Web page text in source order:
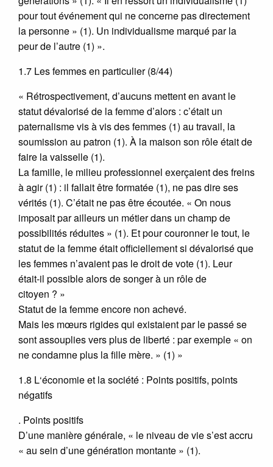
pour tout événement qui ne concerne pas directement
la personne » (1). Un individualisme marqué par la
peur de l’autre (1) ».
1.7 Les femmes en particulier (8/44)
« Rétrospectivement, d’aucuns mettent en avant le
statut dévalorisé de la femme d’alors : c’était un
paternalisme vis à vis des femmes (1) au travail, la
soumission au patron (1). À la maison son rôle était de
faire la vaisselle (1).
La famille, le milieu professionnel exerçaient des freins
à agir (1) : il fallait être formatée (1), ne pas dire ses
vérités (1). C’était ne pas être écoutée. « On nous
imposait par ailleurs un métier dans un champ de
possibilités réduites » (1). Et pour couronner le tout, le
statut de la femme était officiellement si dévalorisé que
les femmes n’avaient pas le droit de vote (1). Leur
était-il possible alors de songer à un rôle de
citoyen ? »
Statut de la femme encore non achevé.
Mais les mœurs rigides qui existaient par le passé se
sont assouplies vers plus de liberté : par exemple « on
ne condamne plus la fille mère. » (1) »
1.8 L‘économie et la société : Points positifs, points
négatifs
. Points positifs
D’une manière générale, « le niveau de vie s’est accru
« au sein d’une génération montante » (1).